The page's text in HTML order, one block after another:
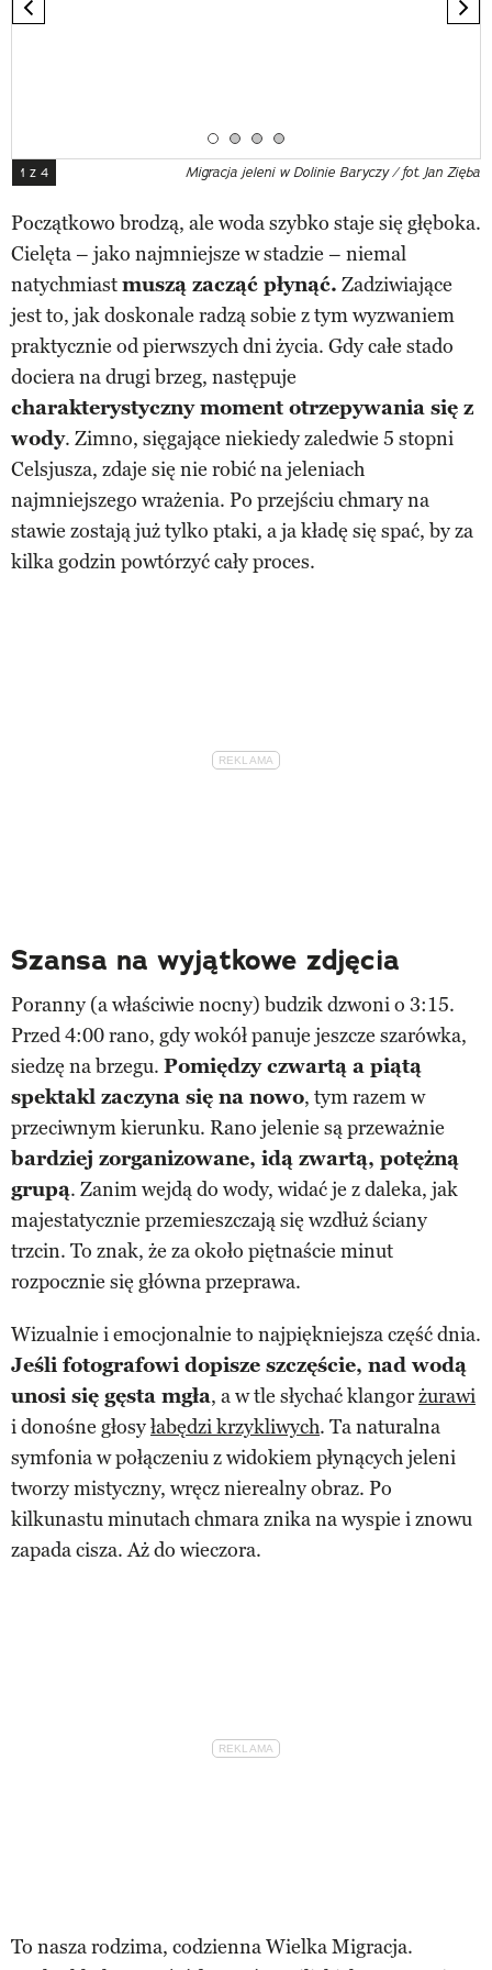
i
e
e
l
e
m
e
n
t
u
1
z
4
previous element
Strona 1
Strona 2
Strona 3
Strona 4
1 z 4 Migracja jeleni w Dolinie Baryczy / fot. Jan Zięba
Początkowo brodzą, ale woda szybko staje się głęboka.
Cielęta – jako najmniejsze w stadzie – niemal
natychmiastmuszą zacząć płynąć. Zadziwiające
jest to, jak doskonale radzą sobie z tym wyzwaniem
praktycznie od pierwszych dni życia. Gdy całe stado
dociera na drugi brzeg, następuje
charakterystyczny moment otrzepywania się z
wody. Zimno, sięgające niekiedy zaledwie 5 stopni
Celsjusza, zdaje się nie robić na jeleniach
najmniejszego wrażenia. Po przejściu chmary na
stawie zostają już tylko ptaki, a ja kładę się spać, by za
kilka godzin powtórzyć cały proces.
Szansa na wyjątkowe zdjęcia
Poranny (a właściwie nocny) budzik dzwoni o 3:15.
Przed 4:00 rano, gdy wokół panuje jeszcze szarówka,
siedzę na brzegu. Pomiędzy czwartą a piątą
spektakl zaczyna się na nowo, tym razem w
przeciwnym kierunku. Rano jelenie są przeważnie
bardziej zorganizowane, idą zwartą, potężną
grupą. Zanim wejdą do wody, widać je z daleka, jak
majestatycznie przemieszczają się wzdłuż ściany
trzcin. To znak, że za około piętnaście minut
rozpocznie się główna przeprawa.
Wizualnie i emocjonalnie to najpiękniejsza część dnia.
Jeśli fotografowi dopisze szczęście, nad wodą
unosi się gęsta mgła, a w tle słychać klangorżurawi
i donośne głosyłabędzi krzykliwych. Ta naturalna
symfonia w połączeniu z widokiem płynących jeleni
tworzy mistyczny, wręcz nierealny obraz. Po
kilkunastu minutach chmara znika na wyspie i znowu
zapada cisza. Aż do wieczora.
To nasza rodzima, codzienna Wielka Migracja.